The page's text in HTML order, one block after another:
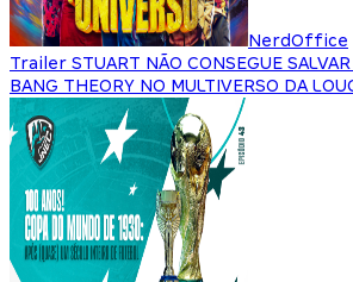
NerdOffice
Trailer STUART NÃO CONSEGUE
BANG THEORY NO MULTIVERSO DA